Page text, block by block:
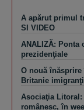
A apărut primul
SI VIDEO
ANALIZĂ: Ponta
prezidenţiale
O nouă
Britanie
Asociaţia
românesc, în